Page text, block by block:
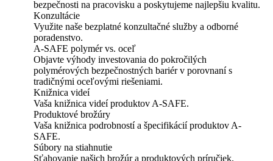
bezpečnosti na pracovisku a poskytujeme najlepšiu kvalitu.
Konzultácie
Využite naše bezplatné konzultačné služby a odborné
poradenstvo.
A-SAFE polymér vs. oceľ
Objavte výhody investovania do pokročilých
polymérových bezpečnostných bariér v porovnaní s
tradičnými oceľovými riešeniami.
Knižnica videí
Vaša knižnica videí produktov A-SAFE.
Produktové brožúry
Vaša knižnica podrobností a špecifikácií produktov A-
SAFE.
Súbory na stiahnutie
Sťahovanie našich brožúr a produktových príručiek.